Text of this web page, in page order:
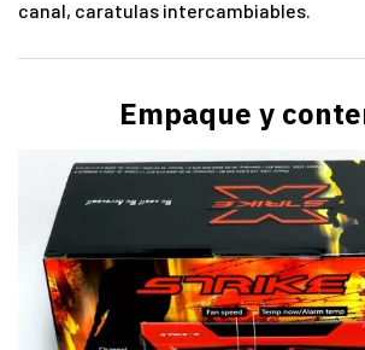
canal, caratulas intercambiables.
Empaque y